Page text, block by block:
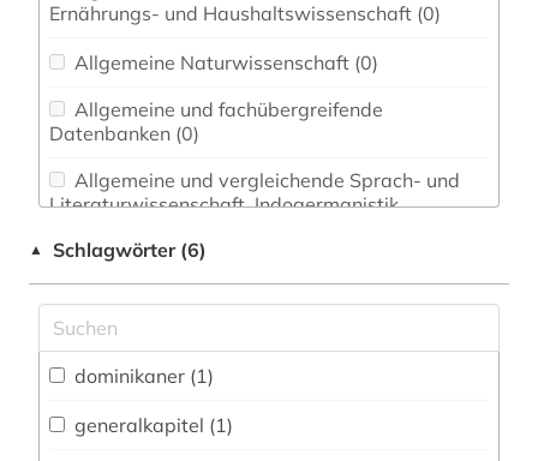
Ernährungs- und Haushaltswissenschaft (0)
Allgemeine Naturwissenschaft (0)
Datenbanken (0)
Literaturwissenschaft. Indogermanistik.
Anglistik. Amerikanistik (0)
▲ Schlagwörter (6)
dominikaner (1)
generalkapitel (1)